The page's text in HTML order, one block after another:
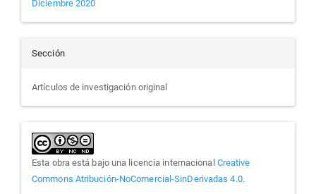
Diciembre 2020
Sección
Artículos de investigación original
Esta obra está bajo una licencia internacional Creative
Commons Atribución-NoComercial-SinDerivadas 4.0.